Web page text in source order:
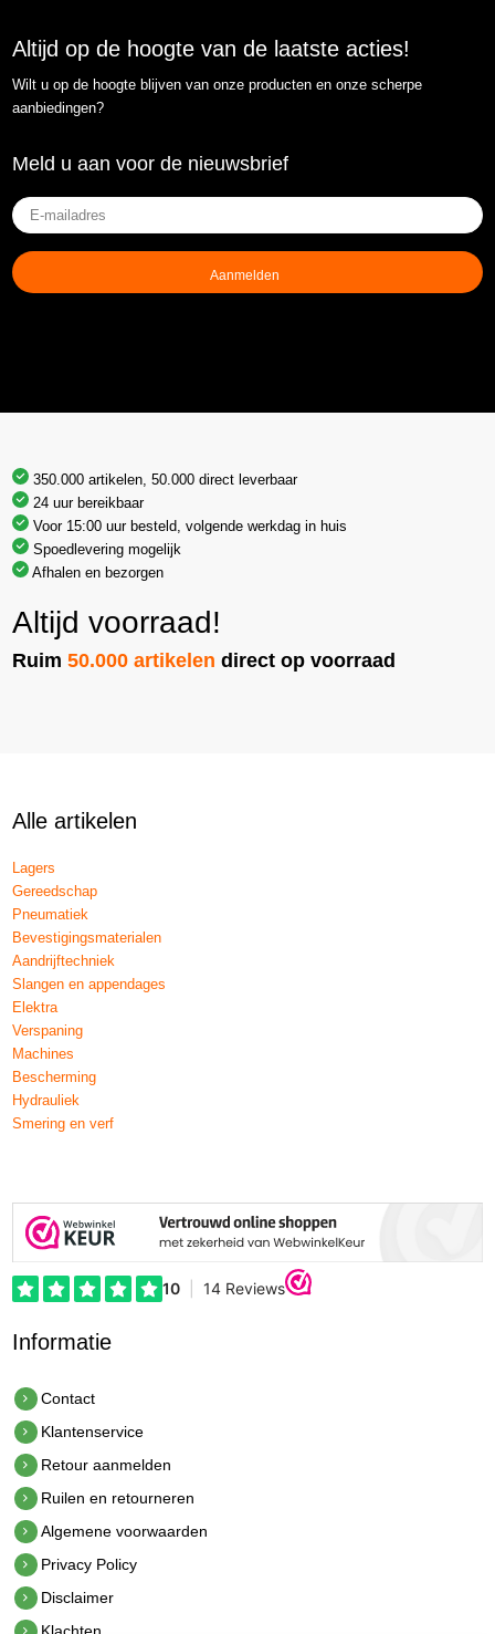
Altijd op de hoogte van de laatste acties!
Wilt u op de hoogte blijven van onze producten en onze scherpe
aanbiedingen?
Meld u aan voor de nieuwsbrief
E-
mailadres
(Vereist)
350.000 artikelen, 50.000 direct leverbaar
24 uur bereikbaar
Voor 15:00 uur besteld, volgende werkdag in huis
Spoedlevering mogelijk
Afhalen en bezorgen
Altijd voorraad!
Ruim50.000 artikelen direct op voorraad
Alle artikelen
Lagers
Gereedschap
Pneumatiek
Bevestigingsmaterialen
Aandrijftechniek
Slangen en appendages
Elektra
Verspaning
Machines
Bescherming
Hydrauliek
Smering en verf
Informatie
Contact
Klantenservice
Retour aanmelden
Ruilen en retourneren
Algemene voorwaarden
Privacy Policy
Disclaimer